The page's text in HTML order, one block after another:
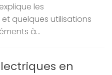
les
quelques utilisations
à...
en